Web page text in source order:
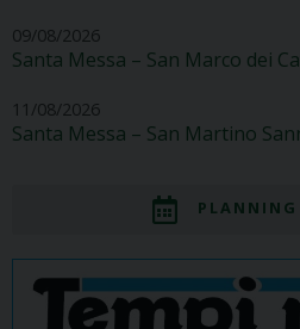
09/08/2026
Santa Messa – San Marco dei
11/08/2026
Santa Messa – San Martino